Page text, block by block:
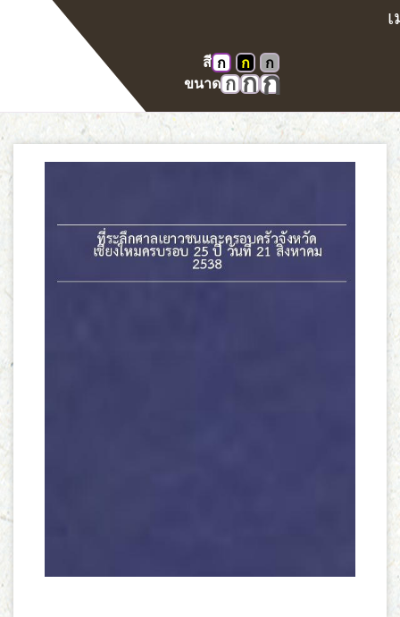
สี ก ก
ก
ขนาด ก กก
E-book